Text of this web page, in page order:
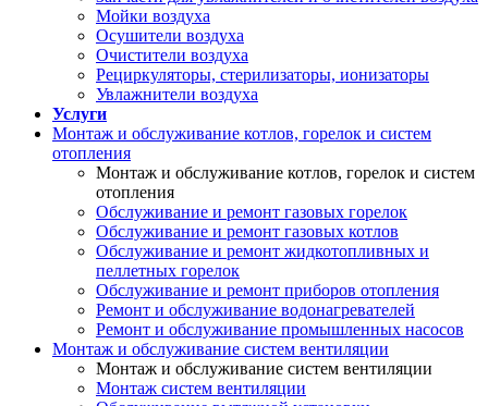
Мойки воздуха
Осушители воздуха
Очистители воздуха
Рециркуляторы, стерилизаторы, ионизаторы
Увлажнители воздуха
Услуги
Монтаж и обслуживание котлов, горелок и систем
отопления
Монтаж и обслуживание котлов, горелок и систем
отопления
Обслуживание и ремонт газовых горелок
Обслуживание и ремонт газовых котлов
Обслуживание и ремонт жидкотопливных и
пеллетных горелок
Обслуживание и ремонт приборов отопления
Ремонт и обслуживание водонагревателей
Ремонт и обслуживание промышленных насосов
Монтаж и обслуживание систем вентиляции
Монтаж и обслуживание систем вентиляции
Монтаж систем вентиляции